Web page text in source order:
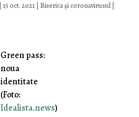
15 oct. 2021| Biserica și coronavirusul|
Green pass:
noua
identitate
(Foto:
Idealista.news)